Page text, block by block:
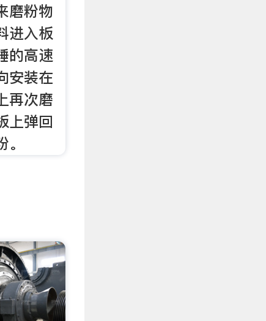
磨粉物
进入板
的高速
安装在
再次磨
上弹回